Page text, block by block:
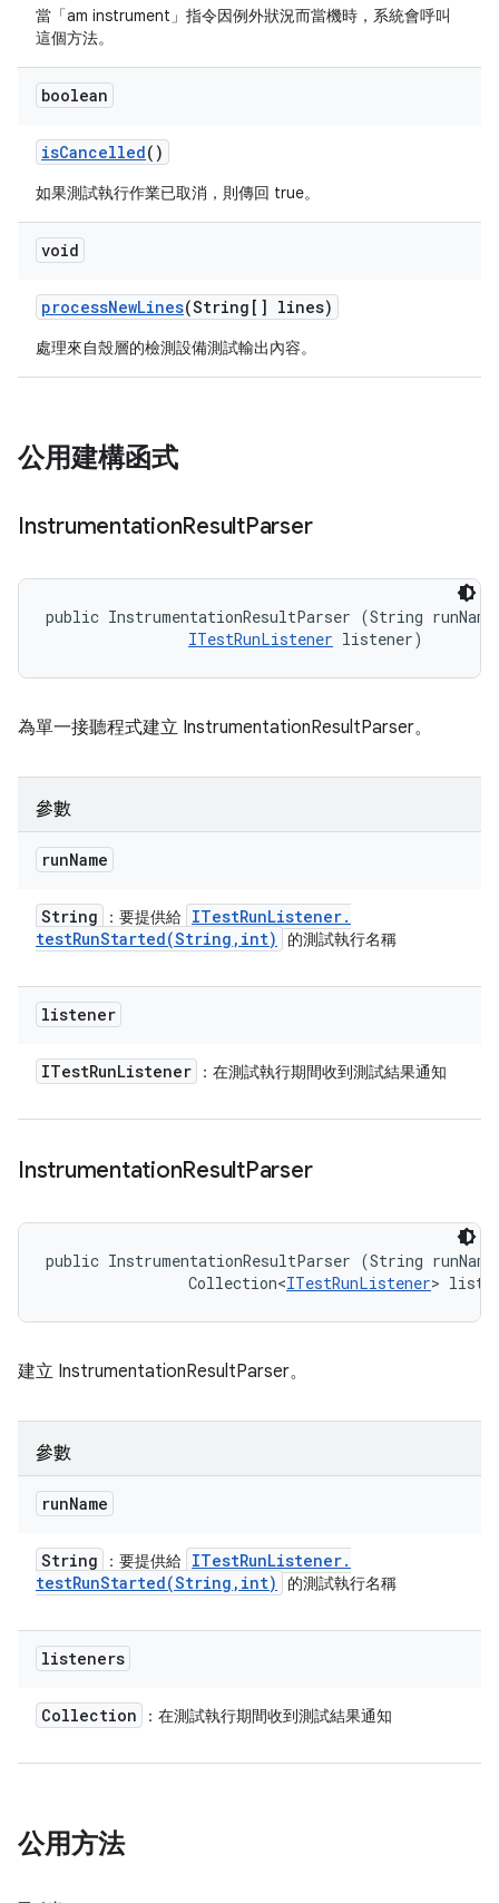
當「am instrument」指令因例外狀況而當機時，系統會呼叫
這個方法。
boolean
isCancelled()
如果測試執行作業已取消，則傳回 true。
void
processNewLines(String[] lines)
處理來自殼層的檢測設備測試輸出內容。
公用建構函式
InstrumentationResultParser
public InstrumentationResultParser (String
ITestRunListener listener)
為單一接聽程式建立 InstrumentationResultParser。
參數
runName
String ：要提供給 ITestRunListener.
testRunStarted(String , int) 的測試執行名稱
listener
ITestRunListener ：在測試執行期間收到測試結果通知
InstrumentationResultParser
public InstrumentationResultParser (String
                Collection<
ITestRunListener>
建立 InstrumentationResultParser。
參數
runName
String ：要提供給 ITestRunListener.
testRunStarted(String , int) 的測試執行名稱
listeners
Collection ：在測試執行期間收到測試結果通知
公用方法